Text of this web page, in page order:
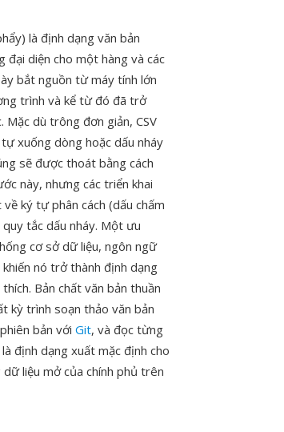
là định dạng văn bản
diện cho một hàng và các
bắt nguồn từ máy tính lớn
trình và kể từ đó đã trở
dù trông đơn giản, CSV
xuống dòng hoặc dấu nháy
sẽ được thoát bằng cách
này, nhưng các triển khai
ký tự phân cách (dấu chấm
tắc dấu nháy. Một ưu
cơ sở dữ liệu, ngôn ngữ
nó trở thành định dạng
Bản chất văn bản thuần
kỳ trình soạn thảo văn bản
bản với Git, và đọc từng
định dạng xuất mặc định cho
liệu mở của chính phủ trên